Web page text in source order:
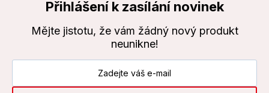
Přihlášení k zasílání novinek
Mějte jistotu, že vám žádný nový produkt
neunikne!